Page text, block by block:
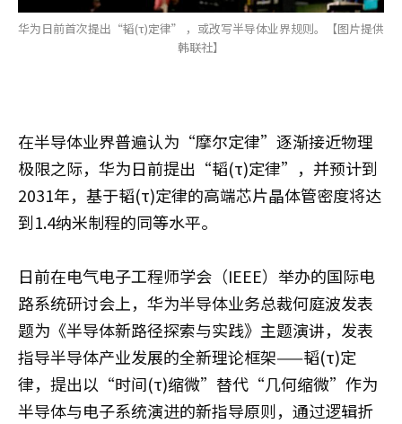
华为日前首次提出“韬(τ)定律” ，或改写半导体业界规则。【图片提供
韩联社】
在半导体业界普遍认为“摩尔定律”逐渐接近物理
极限之际，华为日前提出“韬(τ)定律”，并预计到
2031年，基于韬(τ)定律的高端芯片晶体管密度将达
到1.4纳米制程的同等水平。
日前在电气电子工程师学会（IEEE）举办的国际电
路系统研讨会上，华为半导体业务总裁何庭波发表
题为《半导体新路径探索与实践》主题演讲，发表
指导半导体产业发展的全新理论框架——韬(τ)定
律，提出以“时间(τ)缩微”替代“几何缩微”作为
半导体与电子系统演进的新指导原则，通过逻辑折